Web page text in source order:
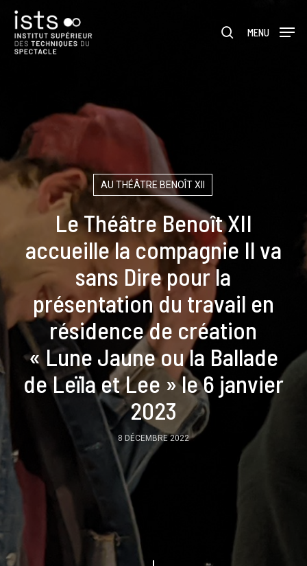
main
content
rechercher
MENU
AU THÉÂTRE BENOÎT XII
Le Théâtre Benoît XII
accueille la compagnie Il va
sans Dire pour la
présentation du travail en
résidence de création
« Lune Jaune ou la Ballade
de Leïla et Lee » le 6 janvier
2023
8 DÉCEMBRE 2022